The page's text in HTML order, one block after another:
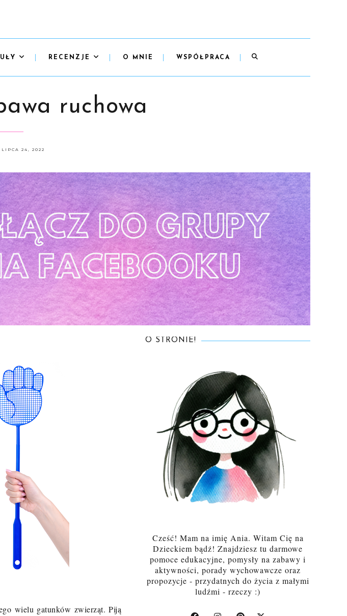
RECENZJE O MNIE WSPÓŁPRACA
ruchowa
LIPCA 24, 2022
wielu gatunków zwierząt. Piją
O STRONIE!
Cześć! Mam na imię Ania. Witam Cię na
Dzieckiem bądź! Znajdziesz tu darmowe
pomoce edukacyjne, pomysły na zabawy i
aktywności, porady wychowawcze oraz
propozycje - przydatnych do życia z małymi
ludźmi - rzeczy :)